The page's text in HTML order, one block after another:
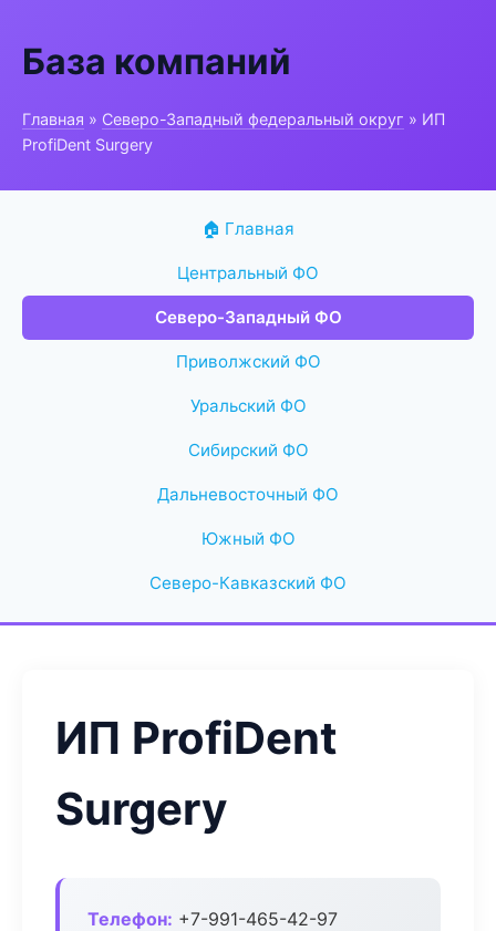
База компаний
Главная » Северо-Западный федеральный округ » ИП
ProfiDent Surgery
🏠 Главная
Центральный ФО
Северо-Западный ФО
Приволжский ФО
Уральский ФО
Сибирский ФО
Дальневосточный ФО
Южный ФО
Северо-Кавказский ФО
ИП ProfiDent
Surgery
Телефон: +7-991-465-42-97